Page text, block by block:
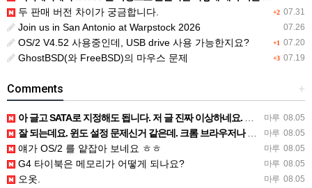
+2 07.31
두 판매 버전 차이가 궁금합니다.
07.26
Join us in San Antonio at Warpstock 2026
+1 07.20
OS/2 V4.52 사용중인데, USB drive 사용 가능한지요?
+3 07.19
GhostBSD(와 FreeBSD)의 마우스 문제
+
Comments
마루 08.05
아 글고 SATA로 지정해도 됩니다. 저 글 진짜 이상하네요. 옛날꺼 퍼와서 그런거 같은데요.
마루 08.05
잘 되는데요. 윈도 설정 문제신거 같은데. 크롬 브라우저나 파폭으로 해 보세요
마루 08.05
얘가 OS/2 를 얕잡아 보네요 ㅎㅎ
마루 08.05
G4 타이북은 메모리가 어떻게 되나요?
마루 08.05
오옷.